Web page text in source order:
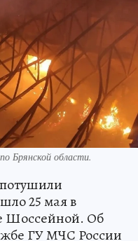
Брянской области.
25 мая в
Шоссейной. Об
ГУ МЧС России